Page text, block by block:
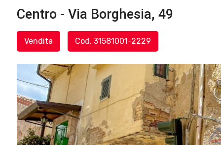
Centro - Via Borghesia, 49
Vendita Cod. 31581001-2229